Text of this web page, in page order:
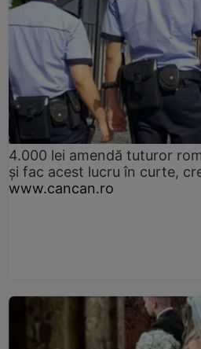
4.000 lei amendă tuturor
și fac acest lucru în curte,
www.cancan.ro